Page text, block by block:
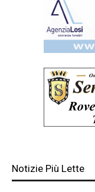
Notizie Più Lette